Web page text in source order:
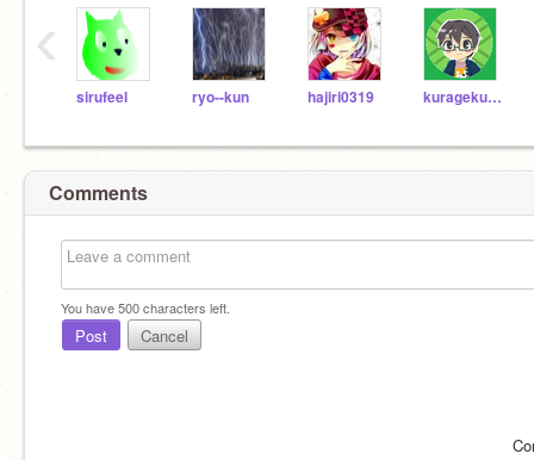
sirufeel ryo--kun hajiri0319 kuragekunn
‹
Comments
You have500characters left.
Post Cancel